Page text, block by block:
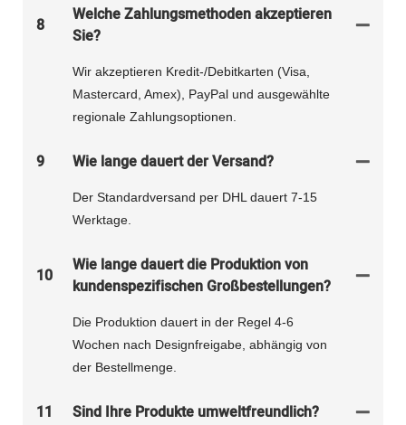
8
Welche Zahlungsmethoden akzeptieren
Sie?
Wir akzeptieren Kredit-/Debitkarten (Visa,
Mastercard, Amex), PayPal und ausgewählte
regionale Zahlungsoptionen.
9 Wie lange dauert der Versand?
Der Standardversand per DHL dauert 7-15
Werktage.
10
Wie lange dauert die Produktion von
kundenspezifischen Großbestellungen?
Die Produktion dauert in der Regel 4-6
Wochen nach Designfreigabe, abhängig von
der Bestellmenge.
11 Sind Ihre Produkte umweltfreundlich?